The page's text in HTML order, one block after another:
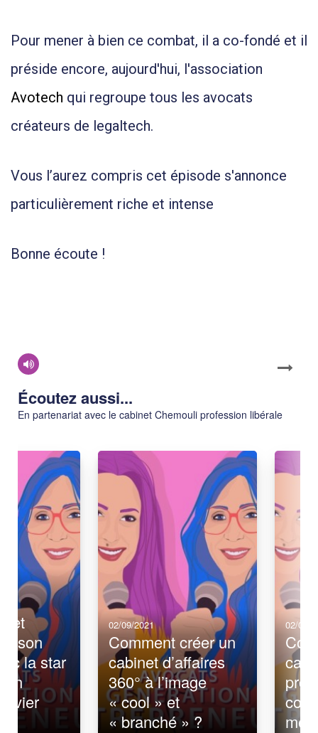
Pour mener à bien ce combat, il a co-fondé et il
préside encore, aujourd'hui, l'association
Avotech qui regroupe tous les avocats
créateurs de legaltech.
Vous l’aurez compris cet épisode s'annonce
particulièrement riche et intense
Bonne écoute !
Écoutez aussi...
En partenariat avec le cabinet Chemouli profession libérale
et
son
la star
en
02/09/2021
Comment créer un
cabinet d’affaires
360° à l’image
« cool » et
« branché » ?
02/09/